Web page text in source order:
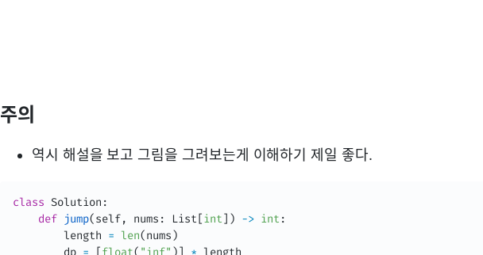
주의
역시 해설을 보고 그림을 그려보는게 이해하기 제일 좋다.
class Solution :
def jump(self, nums : List [int] ) -> int :
        length
= len(nums )
        dp
= [float( "inf" )] * length